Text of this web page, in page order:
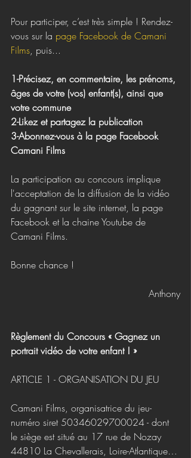
Pour participer, c’est très simple ! Rendez-
vous sur la page Facebook de Camani
Films, puis...
1-Précisez, en commentaire, les prénoms,
âges de votre (vos) enfant(s), ainsi que
votre commune
2-Likez et partagez la publication
3-Abonnez-vous à la page Facebook
Camani Films
La participation au concours implique
l'acceptation de la diffusion de la vidéo
du gagnant sur le site internet, la page
Facebook et la chaine Youtube de
Camani Films.
Bonne chance !
Anthony
Règlement du Concours « Gagnez un
portrait vidéo de votre enfant ! »
ARTICLE 1 - ORGANISATION DU JEU
Camani Films, organisatrice du jeu-
numéro siret 50346029700024 - dont
le siège est situé au 17 rue de Nozay
44810 La Chevallerais, Loire-Atlantique…